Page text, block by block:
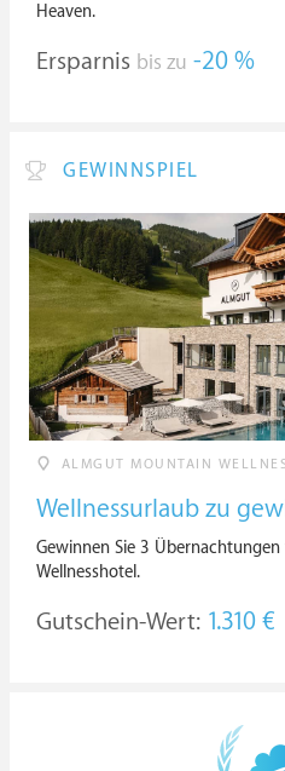
Heaven.
Ersparnis bis zu -20 %
GEWINNSPIEL
ALMGUT MOUNTAIN
Wellnessurlaub zu
Gewinnen Sie 3
Wellnesshotel.
Gutschein-Wert: 1.310 €